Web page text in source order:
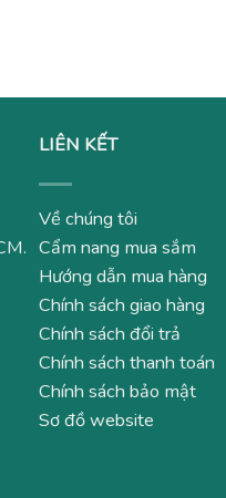
LIÊN KẾT
Về chúng tôi
Cẩm nang mua sắm
Hướng dẫn mua hàng
Chính sách giao hàng
Chính sách đổi trả
Chính sách thanh toán
Chính sách bảo mật
Sơ đồ website